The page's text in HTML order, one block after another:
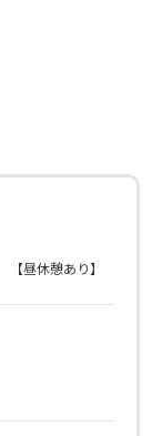
【昼休憩あり】